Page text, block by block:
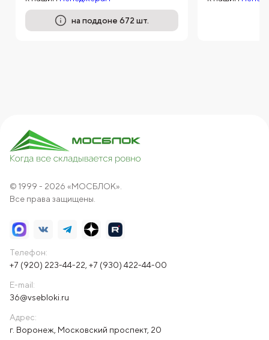
на поддоне 672 шт.
© 1999 - 2026 «МОСБЛОК».
Все права защищены.
Телефон:
+7 (920) 223-44-22, +7 (930) 422-44-00
E-mail:
36@vsebloki.ru
Адрес:
г. Воронеж, Московский проспект, 20